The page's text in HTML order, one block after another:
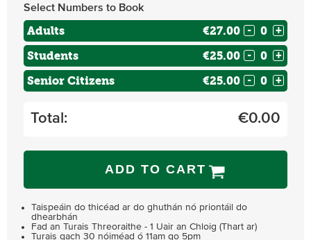
Select Numbers to Book
Adults €27.00 - +
Students €25.00 - +
Senior Citizens €25.00 - +
Total: €0.00
ADD TO CART
Taispeáin do thicéad ar do ghuthán nó priontáil do
dhearbhán
Fad an Turais Threoraithe - 1 Uair an Chloig (Thart ar)
Turais gach 30 nóiméad ó 11am go 5pm